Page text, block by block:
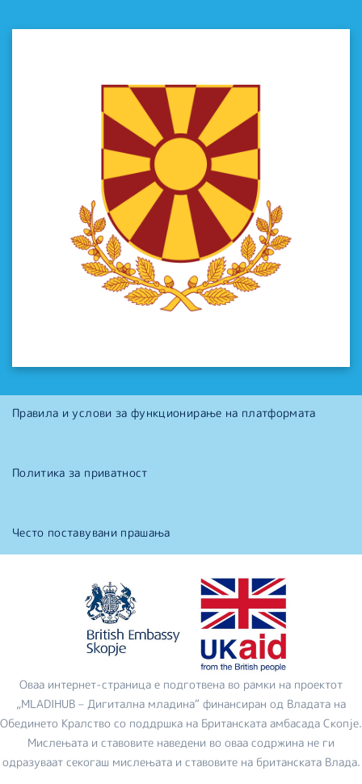
Правила и услови за функционирање на платформата
Политика за приватност
Често поставувани прашања
Оваа интернет-страница е подготвена во рамки на проектот
„MLADIHUB – Дигитална младина“ финансиран од Владата на
Обединето Кралство со поддршка на Британската амбасада Скопје.
Мислењата и ставовите наведени во оваа содржина не ги
одразуваат секогаш мислењата и ставовите на британската Влада.